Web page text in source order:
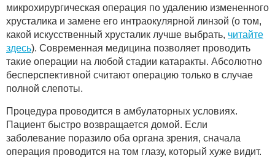
микрохирургическая операция по удалению измененного
хрусталика и замене его интраокулярной линзой (о том,
какой искусственный хрусталик лучше выбрать, читайте
здесь). Современная медицина позволяет проводить
такие операции на любой стадии катаракты. Абсолютно
бесперспективной считают операцию только в случае
полной слепоты.
Процедура проводится в амбулаторных условиях.
Пациент быстро возвращается домой. Если
заболевание поразило оба органа зрения, сначала
операция проводится на том глазу, который хуже видит.